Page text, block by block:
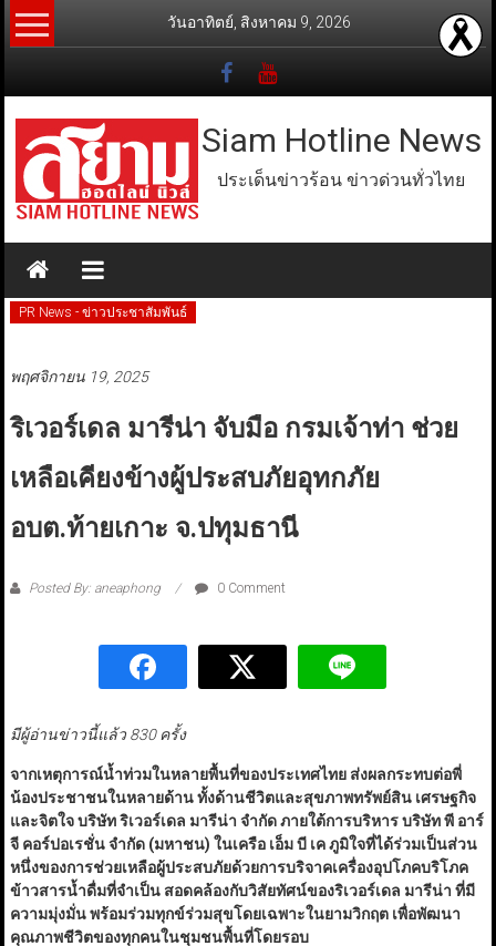
Skip
to
วันอาทิตย์, สิงหาคม 9, 2026
Siam Hotline News
ประเด็นข่าวร้อน ข่าวด่วนทั่วไทย
PR News - ข่าวประชาสัมพันธ์
พฤศจิกายน 19, 2025
ริเวอร์เดล มารีน่า จับมือ กรมเจ้าท่า ช่วย
เหลือเคียงข้างผู้ประสบภัยอุทกภัย
อบต.ท้ายเกาะ จ.ปทุมธานี
Posted By: aneaphong 0 Comment
มีผู้อ่านข่าวนี้แล้ว 830 ครั้ง
จากเหตุการณ์น้ำท่วมในหลายพื้นที่ของประเทศไทย ส่งผลกระทบต่อพี่
น้องประชาชนในหลายด้าน ทั้งด้านชีวิตและสุขภาพทรัพย์สิน เศรษฐกิจ
และจิตใจ บริษัท ริเวอร์เดล มารีน่า จำกัด ภายใต้การบริหาร บริษัท พี อาร์
จี คอร์ปอเรชั่น จำกัด (มหาชน) ในเครือ เอ็ม บี เค ภูมิใจที่ได้ร่วมเป็นส่วน
หนึ่งของการช่วยเหลือผู้ประสบภัยด้วยการบริจาคเครื่องอุปโภคบริโภค
ข้าวสารน้ำดื่มที่จำเป็น สอดคล้องกับวิสัยทัศน์ของริเวอร์เดล มารีน่า ที่มี
ความมุ่งมั่น พร้อมร่วมทุกข์ร่วมสุขโดยเฉพาะในยามวิกฤต เพื่อพัฒนา
คุณภาพชีวิตของทุกคนในชุมชนพื้นที่โดยรอบ